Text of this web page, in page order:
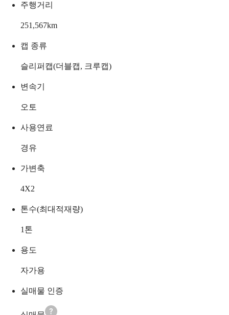
주행거리
251,567km
캡 종류
슬리퍼캡(더블캡, 크루캡)
변속기
오토
사용연료
경유
가변축
4X2
톤수(최대적재량)
1 톤
용도
자가용
실매물 인증